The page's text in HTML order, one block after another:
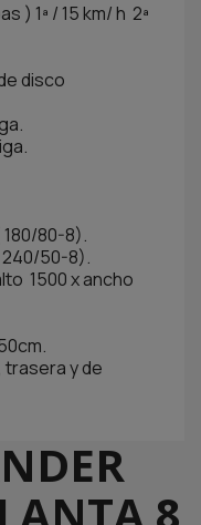
) 1ª / 15 km/ h 2ª
disco
80-8).
240/50-8).
1500 x ancho
trasera y de